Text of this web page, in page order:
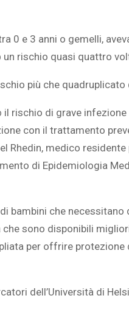
0 e 3 anni o gemelli,
rischio quasi quattro
più che
rischio di grave infezione
con il trattamento
Rhedin, medico residente
di Epidemiologia
bambini che
sono disponibili
per offrire protezione
dell’Università di